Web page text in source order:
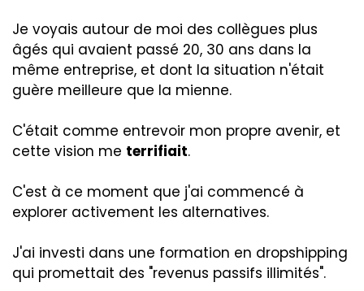
Je voyais autour de moi des collègues plus
âgés qui avaient passé 20, 30 ans dans la
même entreprise, et dont la situation n'était
guère meilleure que la mienne.
C'était comme entrevoir mon propre avenir, et
cette vision me terrifiait.
C'est à ce moment que j'ai commencé à
explorer activement les alternatives.
J'ai investi dans une formation en dropshipping
qui promettait des "revenus passifs illimités".